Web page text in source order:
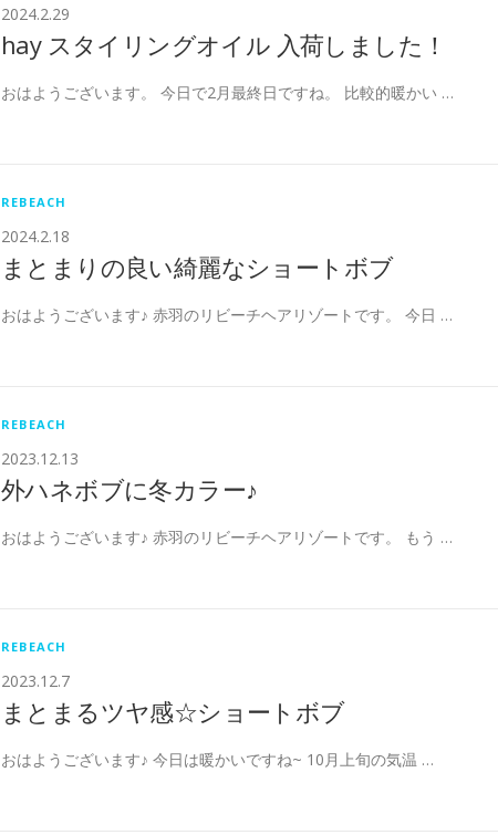
2024.2.29
hay スタイリングオイル 入荷しました！
おはようございます。 今日で2月最終日ですね。 比較的暖かい …
REBEACH
2024.2.18
まとまりの良い綺麗なショートボブ
おはようございます♪ 赤羽のリビーチヘアリゾートです。 今日 …
REBEACH
2023.12.13
外ハネボブに冬カラー♪
おはようございます♪ 赤羽のリビーチヘアリゾートです。 もう …
REBEACH
2023.12.7
まとまるツヤ感☆ショートボブ
おはようございます♪ 今日は暖かいですね~ 10月上旬の気温 …